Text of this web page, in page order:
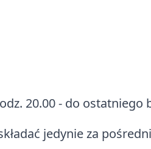
20.00 - do ostatniego
jedynie za